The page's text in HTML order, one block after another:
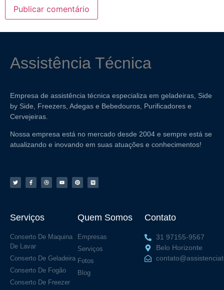
Assistência Técnica
Empresa de assistência técnica especializa em geladeiras, Side
by Side, Freezers, Adegas e Bebedouros, Purificadores e
Cervejeiras.
Nossa empresa está no mercado desde 2004 e sempre está se
atualizando e inovando em suas atuações e conhecimentos!
Serviços
Conserto De Maquina
De Lavar
Conserto De Geladeira
Conserto De Fogão
Conserto De Freezer
Quem Somos
Empresas
Serviços
Fotos
Blog
Contato
31 97155-9567
Belo Horizonte